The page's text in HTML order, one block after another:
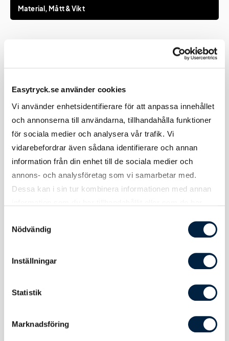
Easytryck.se använder cookies
Vi använder enhetsidentifierare för att anpassa innehållet
och annonserna till användarna, tillhandahålla funktioner
för sociala medier och analysera vår trafik. Vi
vidarebefordrar även sådana identifierare och annan
information från din enhet till de sociala medier och
annons- och analysföretag som vi samarbetar med.
Dessa kan i sin tur kombinera informationen med annan
Nödvändig
Inställningar
Statistik
Marknadsföring
Material, Mått & Vikt
Om du är osäker på färgen, kontakta oss
Storlekar XS-XXL
Tryck
Tryckyta bröst
tryck. Stryk annars på mycket låg
Brodyryta